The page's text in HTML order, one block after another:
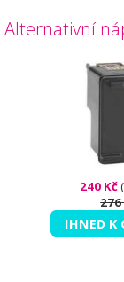
Alternativní
240 Kč
276
IHNED K